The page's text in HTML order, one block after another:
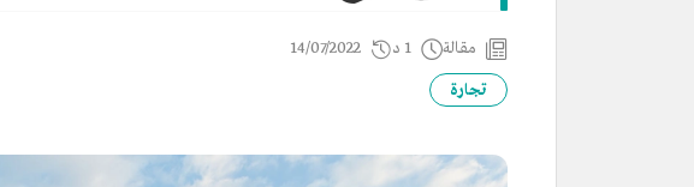
مقالة 1 د 14/07/2022
تجارة